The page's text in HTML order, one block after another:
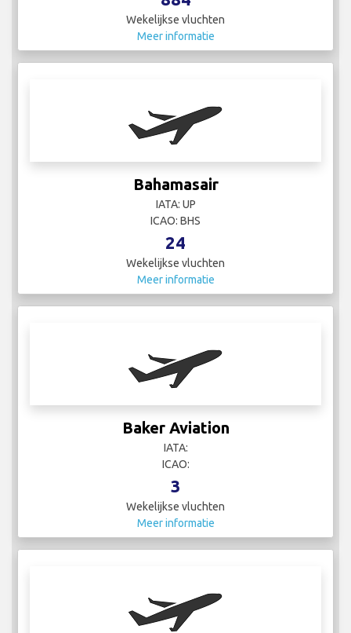
Wekelijkse vluchten
Meer informatie
Bahamasair
IATA: UP
ICAO: BHS
24
Wekelijkse vluchten
Meer informatie
Baker Aviation
IATA:
ICAO:
3
Wekelijkse vluchten
Meer informatie